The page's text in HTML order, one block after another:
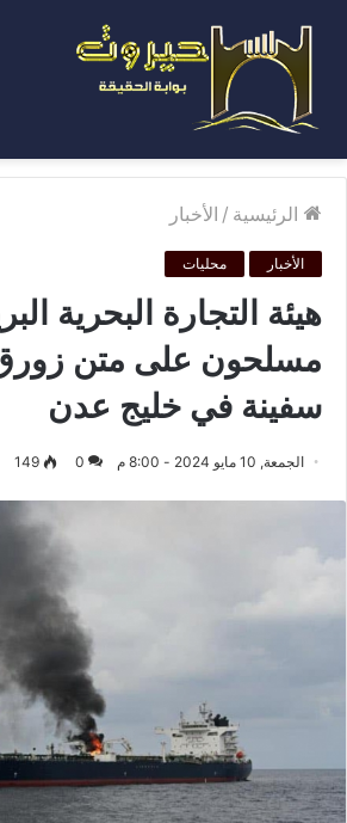
الرئيسية / الأخبار
الأخبار محليات
هيئة التجارة البحرية
مسلحون على متن
سفينة في خليج عدن
الجمعة, 10 مايو 2024 - 8:00 م 0
149